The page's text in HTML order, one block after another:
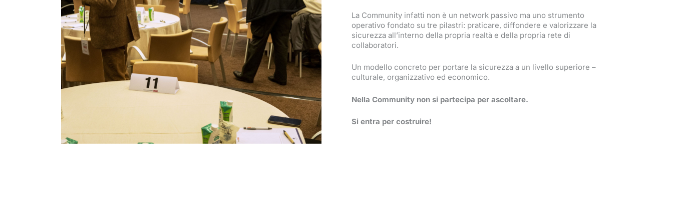
La Community infatti non è un network passivo ma uno strumento
operativo fondato su tre pilastri: praticare, diffondere e valorizzare la
sicurezza all’interno della propria realtà e della propria rete di
collaboratori.
Un modello concreto per portare la sicurezza a un livello superiore –
culturale, organizzativo ed economico.
Nella Community non si partecipa per ascoltare.
Si entra per costruire!